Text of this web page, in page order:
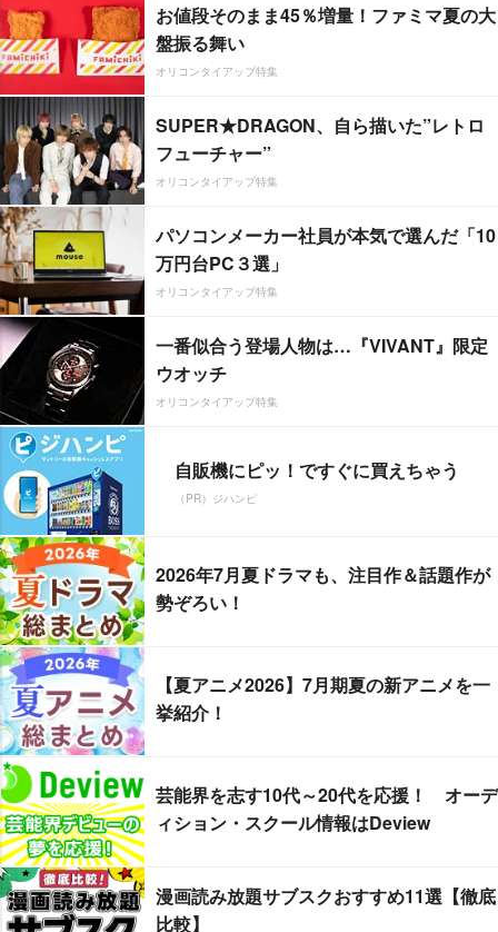
お値段そのまま45％増量！ファミマ夏の大
盤振る舞い
オリコンタイアップ特集
SUPER★DRAGON、自ら描いた”レトロ
フューチャー”
オリコンタイアップ特集
パソコンメーカー社員が本気で選んだ「10
万円台PC３選」
オリコンタイアップ特集
一番似合う登場人物は…『VIVANT』限定
ウオッチ
オリコンタイアップ特集
自販機にピッ！ですぐに買えちゃう
（PR）ジハンピ
2026年7月夏ドラマも、注目作＆話題作が
勢ぞろい！
【夏アニメ2026】7月期夏の新アニメを一
挙紹介！
芸能界を志す10代～20代を応援！ オーデ
ィション・スクール情報はDeview
漫画読み放題サブスクおすすめ11選【徹底
比較】